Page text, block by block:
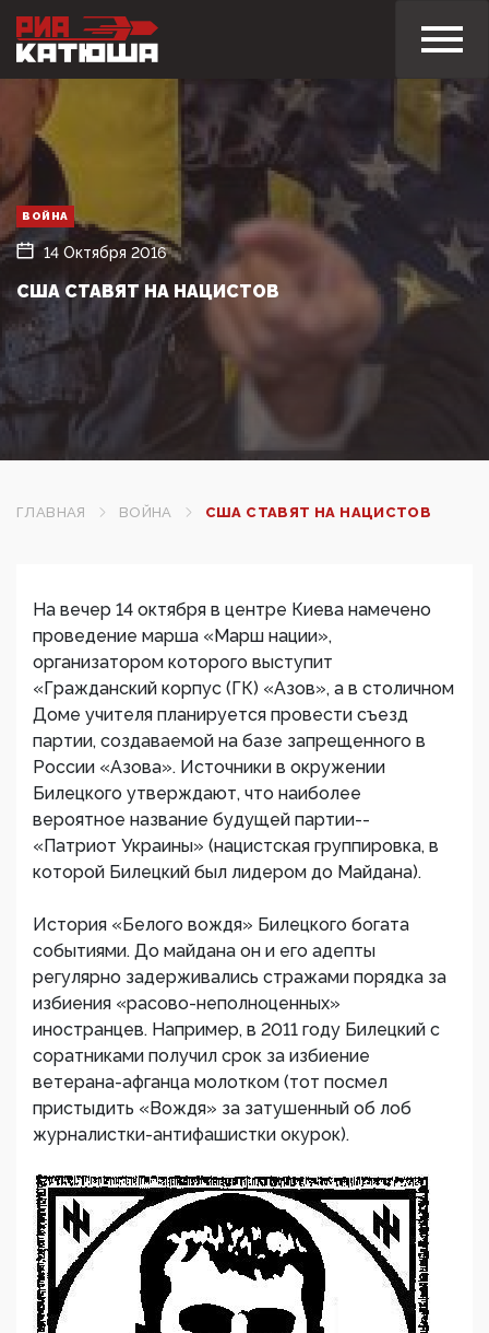
ВОЙНА
14 Октября 2016
США СТАВЯТ НА НАЦИСТОВ
ГЛАВНАЯ ВОЙНА США СТАВЯТ НА НАЦИСТОВ
На вечер 14 октября в центре Киева намечено
проведение марша «Марш нации»,
организатором которого выступит
«Гражданский корпус (ГК) «Азов», а в столичном
Доме учителя планируется провести съезд
партии, создаваемой на базе запрещенного в
России «Азова». Источники в окружении
Билецкого утверждают, что наиболее
вероятное название будущей партии--
«Патриот Украины» (нацистская группировка, в
которой Билецкий был лидером до Майдана).
История «Белого вождя» Билецкого богата
событиями. До майдана он и его адепты
регулярно задерживались стражами порядка за
избиения «расово-неполноценных»
иностранцев. Например, в 2011 году Билецкий с
соратниками получил срок за избиение
ветерана-афганца молотком (тот посмел
пристыдить «Вождя» за затушенный об лоб
журналистки-антифашистки окурок).